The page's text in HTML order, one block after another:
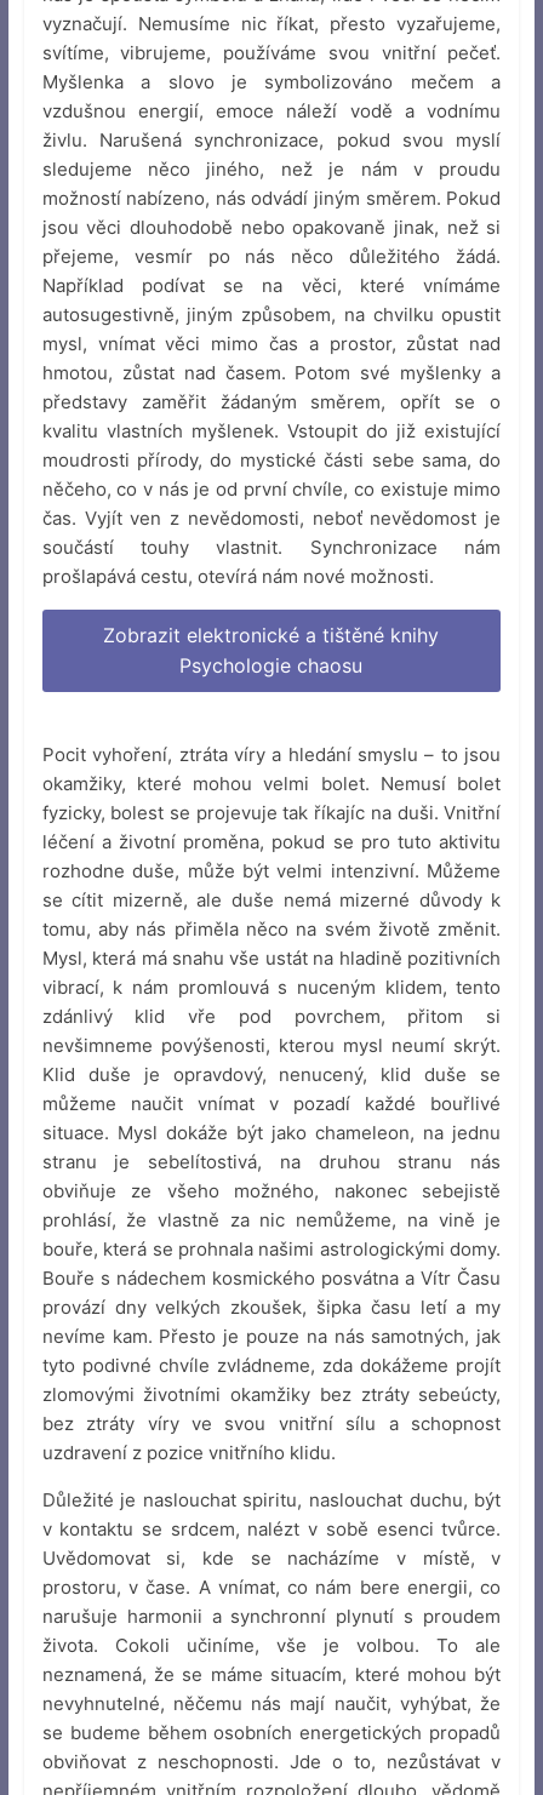
vyznačují. Nemusíme nic říkat, přesto vyzařujeme,
svítíme, vibrujeme, používáme svou vnitřní pečeť.
Myšlenka a slovo je symbolizováno mečem a
vzdušnou energií, emoce náleží vodě a vodnímu
živlu. Narušená synchronizace, pokud svou myslí
sledujeme něco jiného, než je nám v proudu
možností nabízeno, nás odvádí jiným směrem. Pokud
jsou věci dlouhodobě nebo opakovaně jinak, než si
přejeme, vesmír po nás něco důležitého žádá.
Například podívat se na věci, které vnímáme
autosugestivně, jiným způsobem, na chvilku opustit
mysl, vnímat věci mimo čas a prostor, zůstat nad
hmotou, zůstat nad časem. Potom své myšlenky a
představy zaměřit žádaným směrem, opřít se o
kvalitu vlastních myšlenek. Vstoupit do již existující
moudrosti přírody, do mystické části sebe sama, do
něčeho, co v nás je od první chvíle, co existuje mimo
čas. Vyjít ven z nevědomosti, neboť nevědomost je
součástí touhy vlastnit. Synchronizace nám
prošlapává cestu, otevírá nám nové možnosti.
Zobrazit elektronické a tištěné knihy
Psychologie chaosu
Pocit vyhoření, ztráta víry a hledání smyslu – to jsou
okamžiky, které mohou velmi bolet. Nemusí bolet
fyzicky, bolest se projevuje tak říkajíc na duši. Vnitřní
léčení a životní proměna, pokud se pro tuto aktivitu
rozhodne duše, může být velmi intenzivní. Můžeme
se cítit mizerně, ale duše nemá mizerné důvody k
tomu, aby nás přiměla něco na svém životě změnit.
Mysl, která má snahu vše ustát na hladině pozitivních
vibrací, k nám promlouvá s nuceným klidem, tento
zdánlivý klid vře pod povrchem, přitom si
nevšimneme povýšenosti, kterou mysl neumí skrýt.
Klid duše je opravdový, nenucený, klid duše se
můžeme naučit vnímat v pozadí každé bouřlivé
situace. Mysl dokáže být jako chameleon, na jednu
stranu je sebelítostivá, na druhou stranu nás
obviňuje ze všeho možného, nakonec sebejistě
prohlásí, že vlastně za nic nemůžeme, na vině je
bouře, která se prohnala našimi astrologickými domy.
Bouře s nádechem kosmického posvátna a Vítr Času
provází dny velkých zkoušek, šipka času letí a my
nevíme kam. Přesto je pouze na nás samotných, jak
tyto podivné chvíle zvládneme, zda dokážeme projít
zlomovými životními okamžiky bez ztráty sebeúcty,
bez ztráty víry ve svou vnitřní sílu a schopnost
uzdravení z pozice vnitřního klidu.
Důležité je naslouchat spiritu, naslouchat duchu, být
v kontaktu se srdcem, nalézt v sobě esenci tvůrce.
Uvědomovat si, kde se nacházíme v místě, v
prostoru, v čase. A vnímat, co nám bere energii, co
narušuje harmonii a synchronní plynutí s proudem
života. Cokoli učiníme, vše je volbou. To ale
neznamená, že se máme situacím, které mohou být
nevyhnutelné, něčemu nás mají naučit, vyhýbat, že
se budeme během osobních energetických propadů
obviňovat z neschopnosti. Jde o to, nezůstávat v